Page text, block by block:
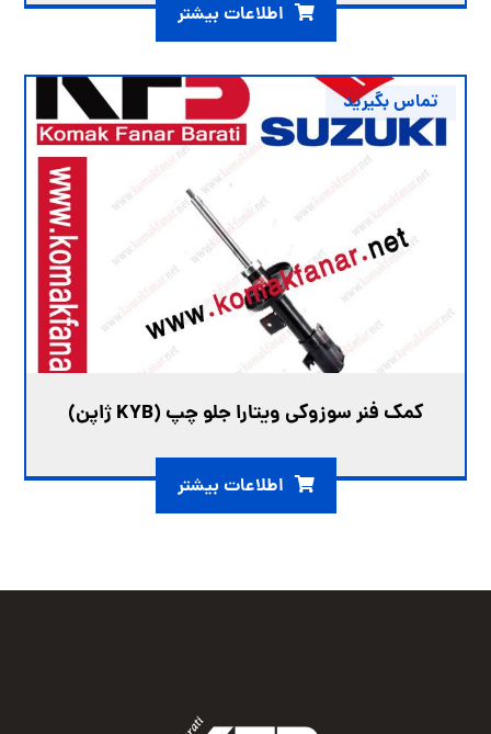
اطلاعات بیشتر
کمک فنر سوزوکی ویتارا جلو چپ (KYB ژاپن)
تماس بگیرید
اطلاعات بیشتر